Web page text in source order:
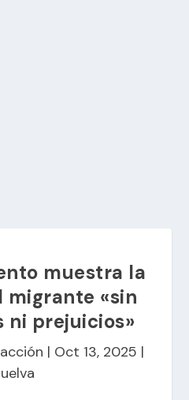
muestra la
«sin
ni prejuicios»
| Oct 13, 2025 |